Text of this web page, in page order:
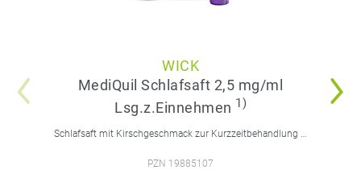
WICK
MediQuil Schlafsaft 2,5 mg/ml
Lsg.z.Einnehmen 1)
PZN 19885107